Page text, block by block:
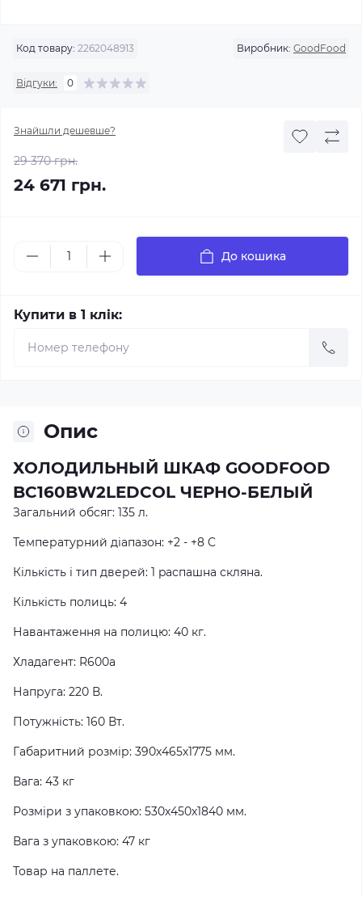
Код товару: 2262048913 Виробник: GoodFood
Відгуки: 0
Знайшли дешевше?
29 370 грн.
24 671 грн.
До кошика
Купити в 1 клік:
Опис
ХОЛОДИЛЬНЫЙ ШКАФ GOODFOOD
BC160BW2LEDCOL ЧЕРНО-БЕЛЫЙ
Загальний обсяг: 135 л.
Температурний діапазон: +2 - +8 C
Кількість і тип дверей: 1 pаспашна скляна.
Кількість полиць: 4
Навантаження на полицю: 40 кг.
Хладагент: R600a
Напруга: 220 В.
Потужність: 160 Вт.
Габаритний розмір: 390х465х1775 мм.
Вага: 43 кг
Розміри з упаковкою: 530х450х1840 мм.
Вага з упаковкою: 47 кг
Товар на паллете.